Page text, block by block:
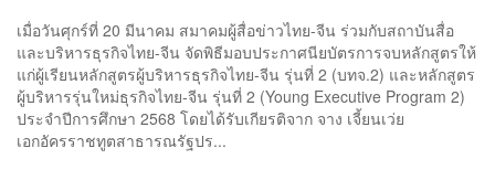
เมื่อวันศุกร์ที่ 20 มีนาคม สมาคมผู้สื่อข่าวไทย-จีน ร่วมกับสถาบันสื่อ
และบริหารธุรกิจไทย-จีน จัดพิธีมอบประกาศนียบัตรการจบหลักสูตรให้
แก่ผู้เรียนหลักสูตรผู้บริหารธุรกิจไทย-จีน รุ่นที่ 2 (บทจ.2) และหลักสูตร
ผู้บริหารรุ่นใหม่ธุรกิจไทย-จีน รุ่นที่ 2 (Young Executive Program 2)
ประจำปีการศึกษา 2568 โดยได้รับเกียรติจาก จาง เจี้ยนเว่ย
เอกอัครราชทูตสาธารณรัฐปร...